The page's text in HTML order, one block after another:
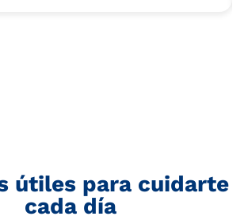
útiles para cuidarte
cada día